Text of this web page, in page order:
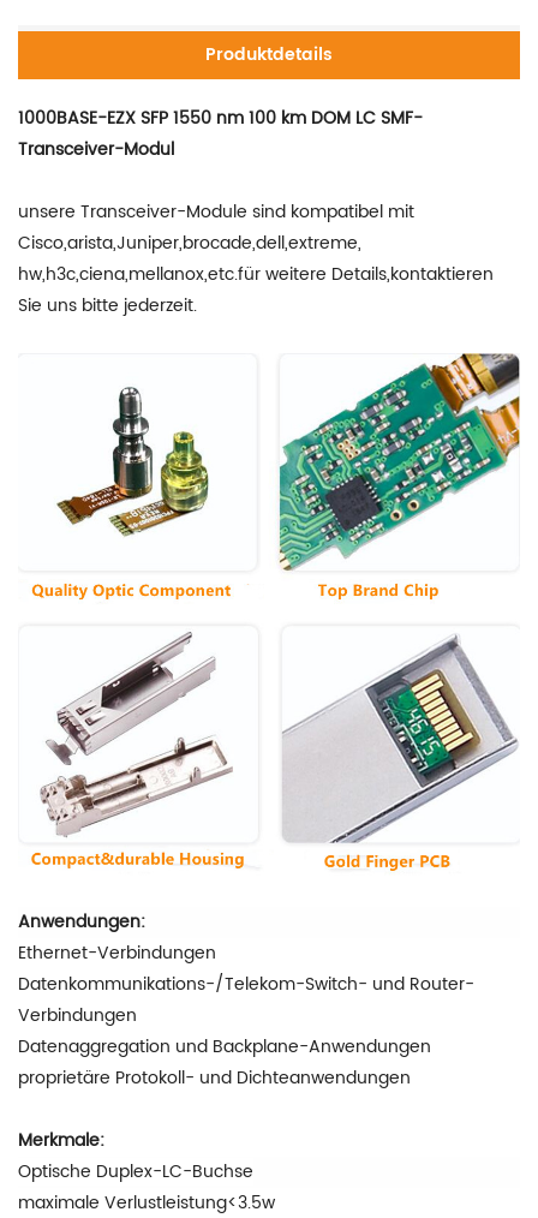
Produktdetails
1000BASE-EZX SFP 1550 nm 100 km DOM LC SMF-
Transceiver-Modul
unsere Transceiver-Module sind kompatibel mit
Cisco,arista,Juniper,brocade,dell,extreme,
hw,h3c,ciena,mellanox,etc.für weitere Details,kontaktieren
Sie uns bitte jederzeit.
Anwendungen:
Ethernet-Verbindungen
Datenkommunikations-/Telekom-Switch- und Router-
Verbindungen
Datenaggregation und Backplane-Anwendungen
proprietäre Protokoll- und Dichteanwendungen
Merkmale:
Optische Duplex-LC-Buchse
maximale Verlustleistung<3.5w